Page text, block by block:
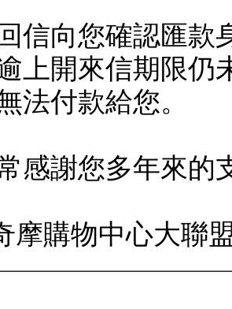
信向您確認匯款
上開來信期限仍
法付款給您。
感謝您多年來的
摩購物中心大